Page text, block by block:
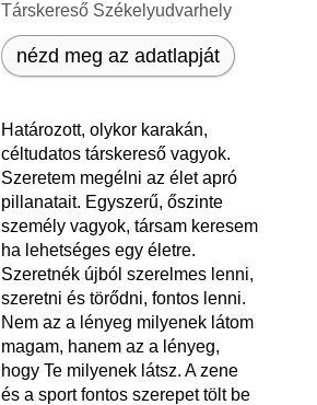
Társkereső Székelyudvarhely
nézd meg az adatlapját
Határozott, olykor karakán,
céltudatos társkereső vagyok.
Szeretem megélni az élet apró
pillanatait. Egyszerű, őszinte
személy vagyok, társam keresem
ha lehetséges egy életre.
Szeretnék újból szerelmes lenni,
szeretni és törődni, fontos lenni.
Nem az a lényeg milyenek látom
magam, hanem az a lényeg,
hogy Te milyenek látsz. A zene
és a sport fontos szerepet tölt be